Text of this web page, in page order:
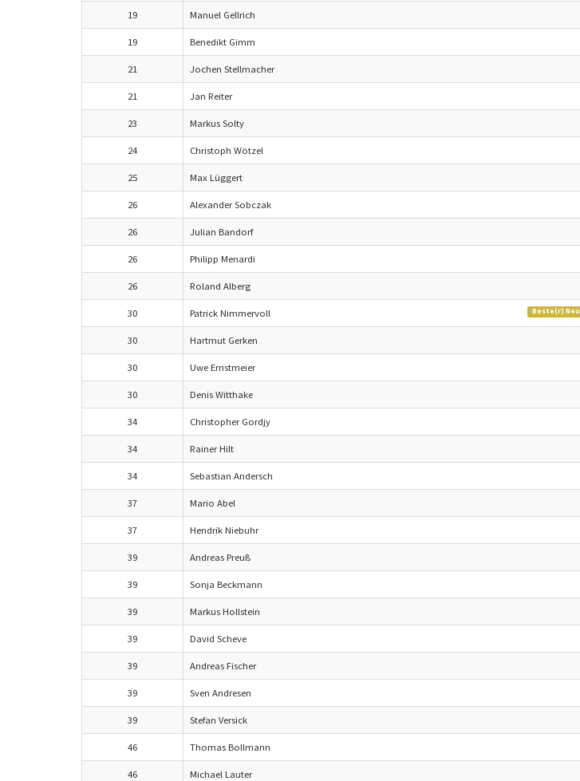
19 Manuel Gellrich
19 Benedikt Gimm
21 Jochen Stellmacher
21 Jan Reiter
23 Markus Solty
24 Christoph Wötzel
25 Max Lüggert
26 Alexander Sobczak
26 Julian Bandorf
26 Philipp Menardi
26 Roland Alberg
30 Patrick Nimmervoll Beste(r) Neu
30 Hartmut Gerken
30 Uwe Ernstmeier
30 Denis Witthake
34 Christopher Gordjy
34 Rainer Hilt
34 Sebastian Andersch
37 Mario Abel
37 Hendrik Niebuhr
39 Andreas Preuß
39 Sonja Beckmann
39 Markus Hollstein
39 David Scheve
39 Andreas Fischer
39 Sven Andresen
39 Stefan Versick
46 Thomas Bollmann
46 Michael Lauter